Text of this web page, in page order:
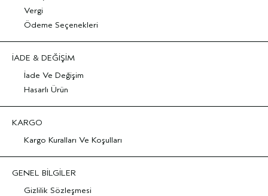
Vergi
Ödeme Seçenekleri
İADE & DEĞİŞİM
İade Ve Değişim
Hasarlı Ürün
KARGO
Kargo Kuralları Ve Koşulları
GENEL BİLGİLER
Gizlilik Sözleşmesi